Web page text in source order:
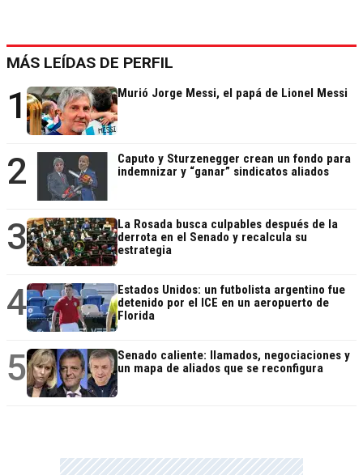
MÁS LEÍDAS DE PERFIL
1 Murió Jorge Messi, el papá de Lionel Messi
2
Caputo y Sturzenegger crean un fondo para
indemnizar y “ganar” sindicatos aliados
3
La Rosada busca culpables después de la
derrota en el Senado y recalcula su
estrategia
4
Estados Unidos: un futbolista argentino fue
detenido por el ICE en un aeropuerto de
Florida
5
Senado caliente: llamados, negociaciones y
un mapa de aliados que se reconfigura